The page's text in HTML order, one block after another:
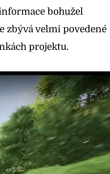
bohužel
zbývá velmi povedené
projektu.